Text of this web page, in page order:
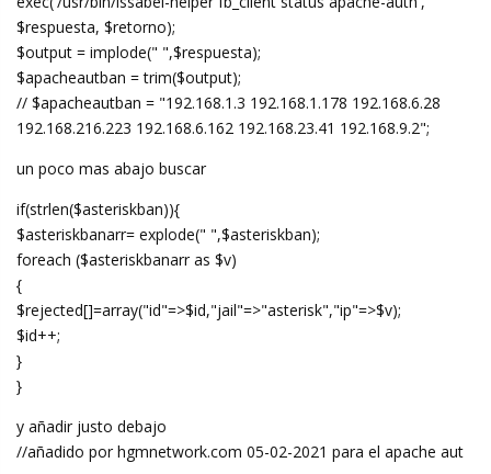
$respuesta, $retorno);
$output = implode(" ",$respuesta);
$apacheautban = trim($output);
// $apacheautban = "192.168.1.3 192.168.1.178 192.168.6.28
192.168.216.223 192.168.6.162 192.168.23.41 192.168.9.2";
un poco mas abajo buscar
if(strlen($asteriskban)){
$asteriskbanarr= explode(" ",$asteriskban);
foreach ($asteriskbanarr as $v)
{
$rejected[]=array("id"=>$id,"jail"=>"asterisk","ip"=>$v);
$id++;
}
}
y añadir justo debajo
//añadido por hgmnetwork.com 05-02-2021 para el apache aut